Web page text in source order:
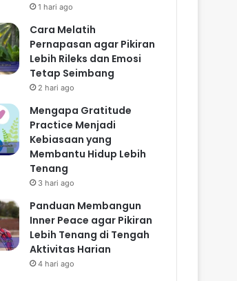
1 hari ago
Cara Melatih
Pernapasan agar Pikiran
Lebih Rileks dan Emosi
Tetap Seimbang
2 hari ago
Mengapa Gratitude
Practice Menjadi
Kebiasaan yang
Membantu Hidup Lebih
Tenang
3 hari ago
Panduan Membangun
Inner Peace agar Pikiran
Lebih Tenang di Tengah
Aktivitas Harian
4 hari ago